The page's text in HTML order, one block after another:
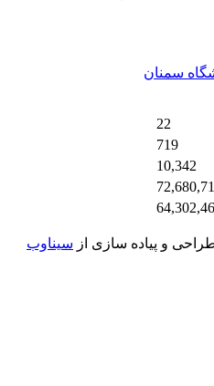
سمنان
22
719
10,342
و پیاده سازی از سیناوب